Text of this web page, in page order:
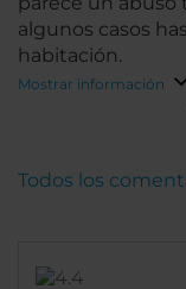
algunos casos
habitación.
Mostrar información
Todos los